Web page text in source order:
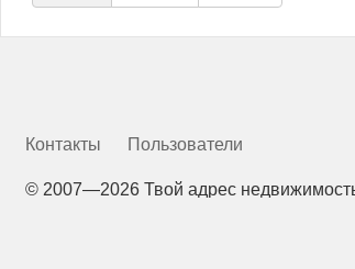
Контакты Пользователи
© 2007—2026 Твой адрес